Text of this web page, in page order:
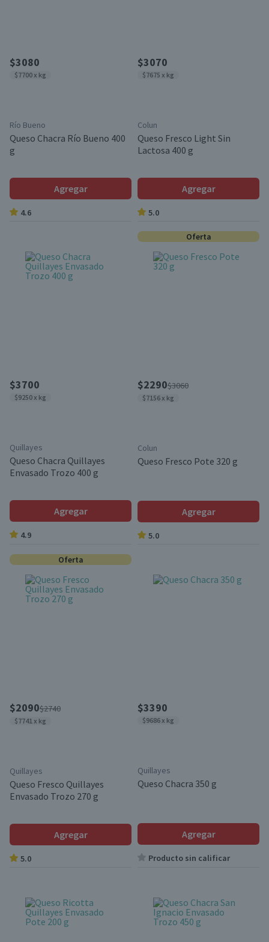
$3080
$7700 x kg
Río Bueno
Queso Chacra Río Bueno 400
g
Agregar
4.6
$3070
$7675 x kg
Colun
Queso Fresco Light Sin
Lactosa 400 g
Agregar
5.0
$3700
$9250 x kg
Quillayes
Queso Chacra Quillayes
Envasado Trozo 400 g
Agregar
4.9
Oferta
$2290$3060
$7156 x kg
Colun
Queso Fresco Pote 320 g
Agregar
5.0
Oferta
$2090$2740
$7741 x kg
Quillayes
Queso Fresco Quillayes
Envasado Trozo 270 g
Agregar
5.0
$3390
$9686 x kg
Quillayes
Queso Chacra 350 g
Agregar
Producto sin calificar